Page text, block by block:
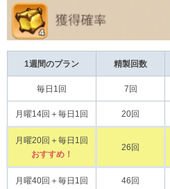
1週間のプラン 精製回数
毎日1回 7回
月曜14回＋毎日1回 20回
月曜20回＋毎日1回
おすすめ！
26回
月曜40回＋毎日1回 46回